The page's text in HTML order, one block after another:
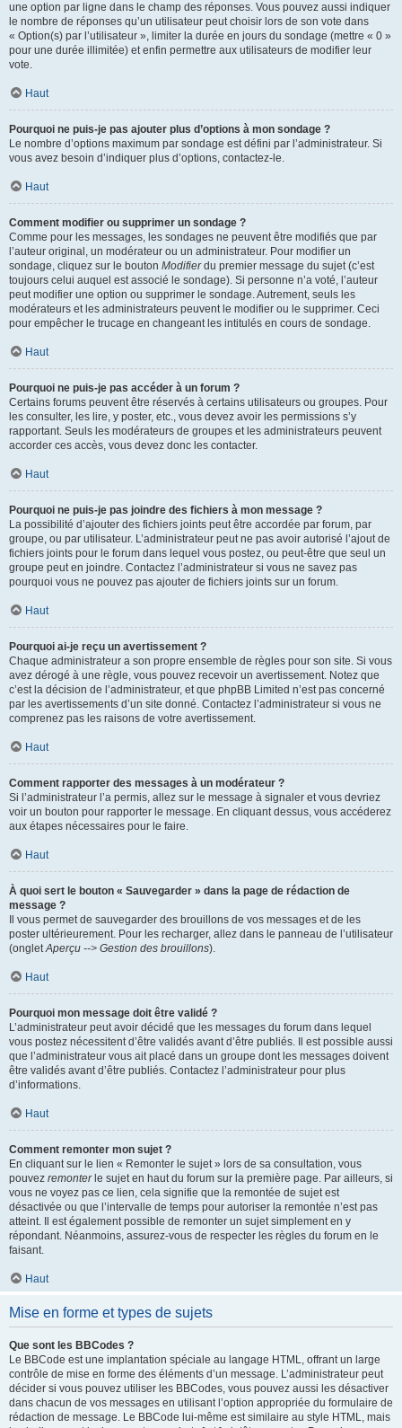
une option par ligne dans le champ des réponses. Vous pouvez aussi indiquer
le nombre de réponses qu’un utilisateur peut choisir lors de son vote dans
« Option(s) par l’utilisateur », limiter la durée en jours du sondage (mettre « 0 »
pour une durée illimitée) et enfin permettre aux utilisateurs de modifier leur
vote.
Haut
Pourquoi ne puis-je pas ajouter plus d’options à mon sondage ?
Le nombre d’options maximum par sondage est défini par l’administrateur. Si
vous avez besoin d’indiquer plus d’options, contactez-le.
Haut
Comment modifier ou supprimer un sondage ?
Comme pour les messages, les sondages ne peuvent être modifiés que par
l’auteur original, un modérateur ou un administrateur. Pour modifier un
sondage, cliquez sur le bouton Modifierdu premier message du sujet (c’est
toujours celui auquel est associé le sondage). Si personne n’a voté, l’auteur
peut modifier une option ou supprimer le sondage. Autrement, seuls les
modérateurs et les administrateurs peuvent le modifier ou le supprimer. Ceci
pour empêcher le trucage en changeant les intitulés en cours de sondage.
Haut
Pourquoi ne puis-je pas accéder à un forum ?
Certains forums peuvent être réservés à certains utilisateurs ou groupes. Pour
les consulter, les lire, y poster, etc., vous devez avoir les permissions s’y
rapportant. Seuls les modérateurs de groupes et les administrateurs peuvent
accorder ces accès, vous devez donc les contacter.
Haut
Pourquoi ne puis-je pas joindre des fichiers à mon message ?
La possibilité d’ajouter des fichiers joints peut être accordée par forum, par
groupe, ou par utilisateur. L’administrateur peut ne pas avoir autorisé l’ajout de
fichiers joints pour le forum dans lequel vous postez, ou peut-être que seul un
groupe peut en joindre. Contactez l’administrateur si vous ne savez pas
pourquoi vous ne pouvez pas ajouter de fichiers joints sur un forum.
Haut
Pourquoi ai-je reçu un avertissement ?
Chaque administrateur a son propre ensemble de règles pour son site. Si vous
avez dérogé à une règle, vous pouvez recevoir un avertissement. Notez que
c’est la décision de l’administrateur, et que phpBB Limited n’est pas concerné
par les avertissements d’un site donné. Contactez l’administrateur si vous ne
comprenez pas les raisons de votre avertissement.
Haut
Comment rapporter des messages à un modérateur ?
Si l’administrateur l’a permis, allez sur le message à signaler et vous devriez
voir un bouton pour rapporter le message. En cliquant dessus, vous accéderez
aux étapes nécessaires pour le faire.
Haut
À quoi sert le bouton « Sauvegarder » dans la page de rédaction de
message ?
Il vous permet de sauvegarder des brouillons de vos messages et de les
poster ultérieurement. Pour les recharger, allez dans le panneau de l’utilisateur
(ongletAperçu --> Gestion des brouillons).
Haut
Pourquoi mon message doit être validé ?
L’administrateur peut avoir décidé que les messages du forum dans lequel
vous postez nécessitent d’être validés avant d’être publiés. Il est possible aussi
que l’administrateur vous ait placé dans un groupe dont les messages doivent
être validés avant d’être publiés. Contactez l’administrateur pour plus
d’informations.
Haut
Comment remonter mon sujet ?
En cliquant sur le lien « Remonter le sujet » lors de sa consultation, vous
pouvez remonterle sujet en haut du forum sur la première page. Par ailleurs, si
vous ne voyez pas ce lien, cela signifie que la remontée de sujet est
désactivée ou que l’intervalle de temps pour autoriser la remontée n’est pas
atteint. Il est également possible de remonter un sujet simplement en y
répondant. Néanmoins, assurez-vous de respecter les règles du forum en le
faisant.
Haut
Mise en forme et types de sujets
Que sont les BBCodes ?
Le BBCode est une implantation spéciale au langage HTML, offrant un large
contrôle de mise en forme des éléments d’un message. L’administrateur peut
décider si vous pouvez utiliser les BBCodes, vous pouvez aussi les désactiver
dans chacun de vos messages en utilisant l’option appropriée du formulaire de
rédaction de message. Le BBCode lui-même est similaire au style HTML, mais